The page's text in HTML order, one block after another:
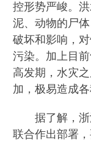
控形势严峻。
泥、动物的尸
破坏和影响，
污染。加上目
高发期，水灾
加，极易造成
据了解，浙
联合作出部署